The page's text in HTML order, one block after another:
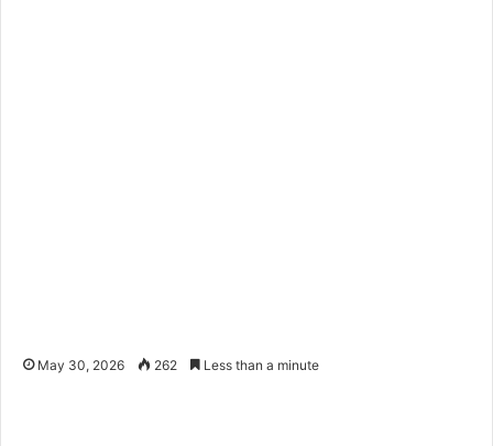
May 30, 2026 262 Less than a minute